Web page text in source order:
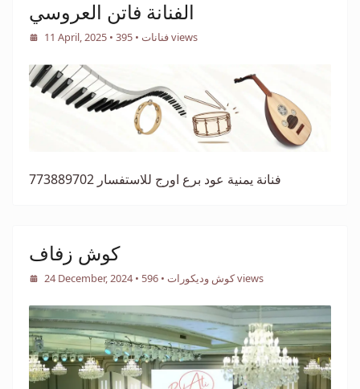
الفنانة فاتن العروسي
11 April, 2025 • فنانات• 395 views
فنانة يمنية عود برع اورج للاستفسار 773889702
كوش زفاف
24 December, 2024 • كوش وديكورات• 596 views